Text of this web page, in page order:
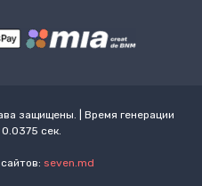
защищены. | Время генерации
сек.
seven.md